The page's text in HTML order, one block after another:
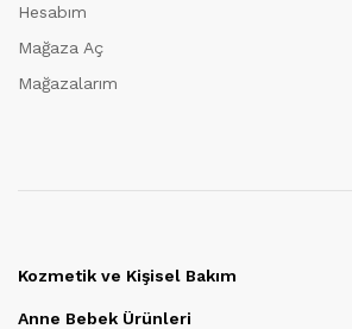
Hesabım
Mağaza Aç
Mağazalarım
Kozmetik ve Kişisel Bakım
Anne Bebek Ürünleri